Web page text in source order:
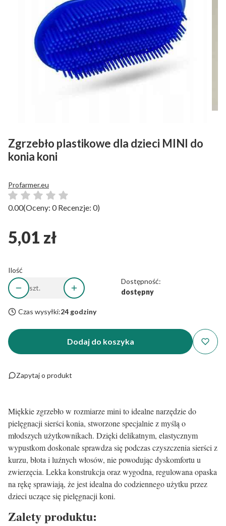
Zgrzebło plastikowe dla dzieci MINI do
konia koni
Profarmer.eu
0.00(Oceny: 0 Recenzje: 0)
Cena
5,01 zł
Ilość
szt.
Dostępność:
dostępny
Czas wysyłki:24 godziny
Dodaj do koszyka
Zapytaj o produkt
Miękkie zgrzebło w rozmiarze mini to idealne narzędzie do
pielęgnacji sierści konia, stworzone specjalnie z myślą o
młodszych użytkownikach. Dzięki delikatnym, elastycznym
wypustkom doskonale sprawdza się podczas czyszczenia sierści z
kurzu, błota i luźnych włosów, nie powodując dyskomfortu u
zwierzęcia. Lekka konstrukcja oraz wygodna, regulowana opaska
na rękę sprawiają, że jest idealna do codziennego użytku przez
dzieci uczące się pielęgnacji koni.
Zalety produktu: